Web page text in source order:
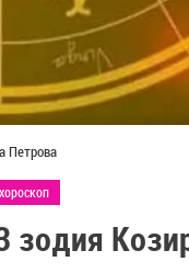
Петрова
зодия